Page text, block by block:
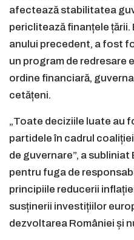
afectează stabilitatea
periclitează finanțele țării.
anului precedent, a fost
un program de redresare
ordine financiară,
cetățeni.
„Toate deciziile luate au
partidele în cadrul
de guvernare”, a
pentru fuga de
principiile reducerii
susținerii investițiilor
dezvoltarea României și